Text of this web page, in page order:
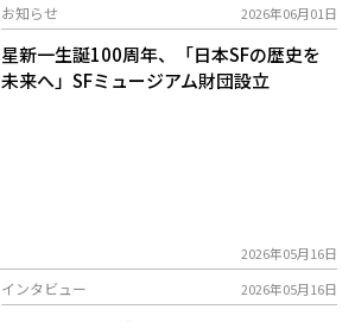
お知らせ 2026年06月01日
星新一生誕100周年、「日本SFの歴史を
未来へ」SFミュージアム財団設立
2026年05月16日
インタビュー 2026年05月16日